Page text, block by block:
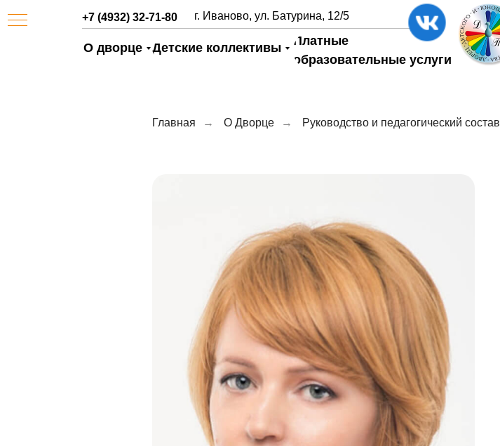
Детские коллективы
Платные
образовательные услуги
+7 (4932) 32-71-80 г. Иваново, ул. Батурина, 12/5
О дворце
Главная → О Дворце → Руководство и педагогический состав